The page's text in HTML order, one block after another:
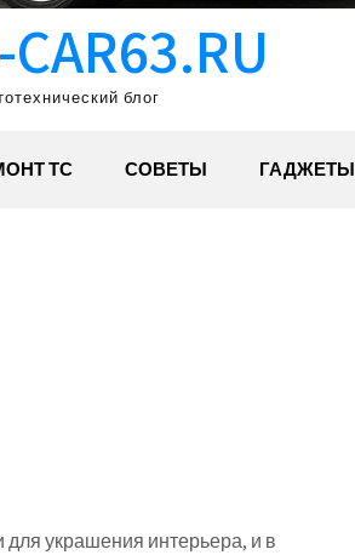
блог
ТС СОВЕТЫ ГАДЖЕТЫ
для украшения интерьера, и в